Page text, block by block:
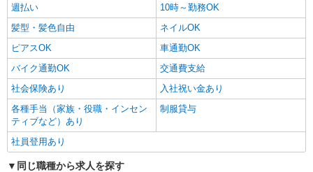
週払い
10時～勤務OK
髪型・髪色自由
ネイルOK
ピアスOK
車通勤OK
バイク通勤OK
交通費支給
社会保険あり
入社祝い金あり
各種手当（家族・役職・インセン
ティブなど）あり
制服貸与
社員登用あり
同じ職種から求人を探す